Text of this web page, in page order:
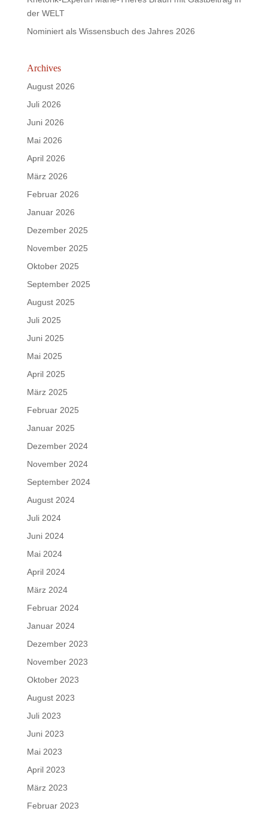
der WELT
Nominiert als Wissensbuch des Jahres 2026
Archives
August 2026
Juli 2026
Juni 2026
Mai 2026
April 2026
März 2026
Februar 2026
Januar 2026
Dezember 2025
November 2025
Oktober 2025
September 2025
August 2025
Juli 2025
Juni 2025
Mai 2025
April 2025
März 2025
Februar 2025
Januar 2025
Dezember 2024
November 2024
September 2024
August 2024
Juli 2024
Juni 2024
Mai 2024
April 2024
März 2024
Februar 2024
Januar 2024
Dezember 2023
November 2023
Oktober 2023
August 2023
Juli 2023
Juni 2023
Mai 2023
April 2023
März 2023
Februar 2023